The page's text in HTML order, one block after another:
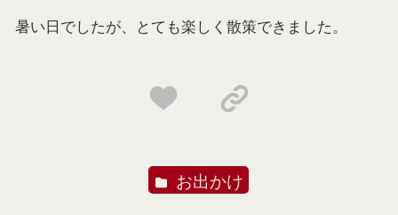
暑い日でしたが、とても楽しく散策できました。
お出かけ